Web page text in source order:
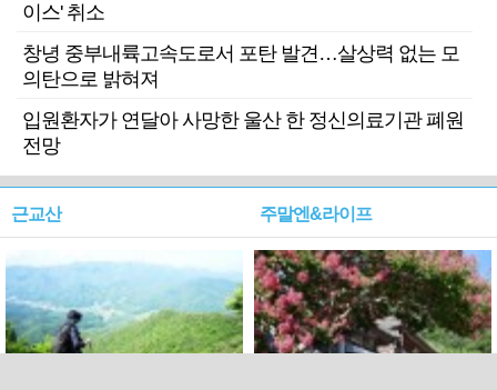
이스' 취소
창녕 중부내륙고속도로서 포탄 발견…살상력 없는 모
의탄으로 밝혀져
입원환자가 연달아 사망한 울산 한 정신의료기관 폐원
전망
근교산 주말엔&라이프